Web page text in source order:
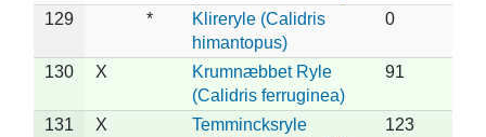
129 *
Klireryle (Calidris
himantopus)
0
130 X
Krumnæbbet Ryle
(Calidris ferruginea)
91
131 X
Temmincksryle
123